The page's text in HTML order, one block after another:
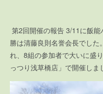
第2回開催の報告 3/11に飯
勝は清藤良則名誉会長でした
れ、8組の参加者で大いに盛
っつり浅草橋店」で開催しま